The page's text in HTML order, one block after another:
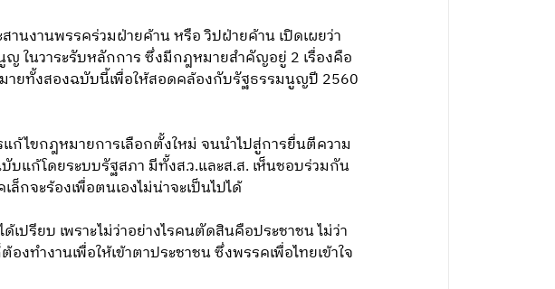
นงานพรรคร่วมฝ่ายค้าน หรือ วิปฝ่ายค้าน เปิดเผยว่า
ในวาระรับหลักการ ซึ่งมีกฎหมายสำคัญอยู่ 2 เรื่องคือ
ยทั้งสองฉบับนี้เพื่อให้สอดคล้องกับรัฐธรรมนูญปี 2560
ก้ไขกฎหมายการเลือกตั้งใหม่ จนนำไปสู่การยื่นตีความ
แก้โดยระบบรัฐสภา มีทั้งส.ว.และส.ส. เห็นชอบร่วมกัน
กจะร้องเพื่อตนเองไม่น่าจะเป็นไปได้
ปรียบ เพราะไม่ว่าอย่างไรคนตัดสินคือประชาชน ไม่ว่า
ทำงานเพื่อให้เข้าตาประชาชน ซึ่งพรรคเพื่อไทยเข้าใจ